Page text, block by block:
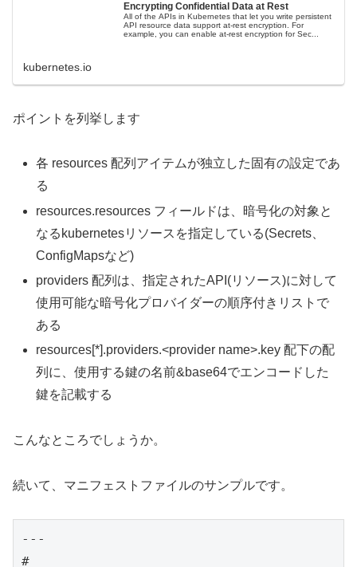
Encrypting Confidential Data at Rest
All of the APIs in Kubernetes that let you write persistent
API resource data support at-rest encryption. For
example, you can enable at-rest encryption for Sec...
kubernetes.io
ポイントを列挙します
各 resources 配列アイテムが独立した固有の設定であ
る
resources.resources フィールドは、暗号化の対象と
なるkubernetesリソースを指定している(Secrets、
ConfigMapsなど)
providers 配列は、指定されたAPI(リソース)に対して
使用可能な暗号化プロバイダーの順序付きリストで
ある
resources[*].providers.<provider name>.key 配下の配
列に、使用する鍵の名前&base64でエンコードした
鍵を記載する
こんなところでしょうか。
続いて、マニフェストファイルのサンプルです。
---
#